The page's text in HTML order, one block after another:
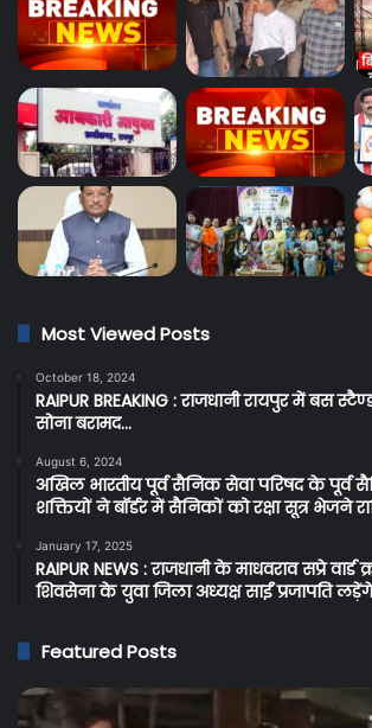
Most Viewed Posts
October 18, 2024
RAIPUR BREAKING : राजधानी रायपुर में बस
सोना बरामद…
August 6, 2024
अखिल भारतीय पूर्व सैनिक सेवा परिषद के पूर्व
शक्तियों ने बॉर्डर में सैनिकों को रक्षा सूत्र भेजने
January 17, 2025
RAIPUR NEWS : राजधानी के माधवराव सप्रे
शिवसेना के युवा जिला अध्यक्ष साईं प्रजापति
Featured Posts
Raipur
Breaking: